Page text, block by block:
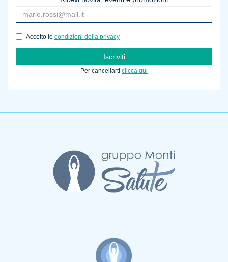
Accetto le condizioni della privacy
Iscriviti
Per cancellarti clicca qui